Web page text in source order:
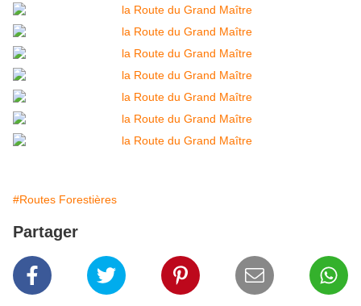
#Routes Forestières
Partager